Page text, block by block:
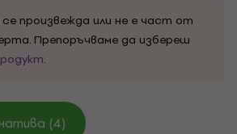
произвежда или не е част от
Препоръчваме да избереш
.
(4)